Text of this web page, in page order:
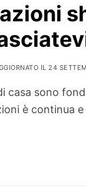
IL 24
casa sono
è continua